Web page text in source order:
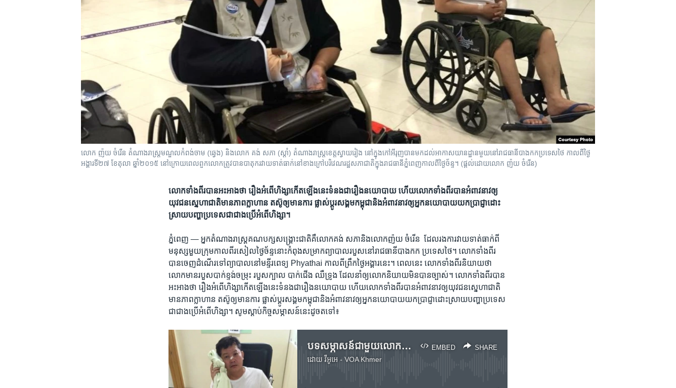
លោក​ ញ៉យ ចំរើន ​តំណាង​រាស្ត្រ​មណ្ឌល​កំពង់ចាម​ (ឆ្វេង) និង​លោក​ គង់ សភា​ (ស្តាំ) តំណាង​រាស្ត្រ​ខេត្ត​ស្វាយរៀង​ នៅ​ក្នុង​កៅអី​រុញ​​បាន​មក​ដល់​អាកាសយានដ្ឋាន​មួយ​នៅ​រាជធានី​បាងកក​​ប្រទេស​ថៃ កាល​ពី​​ថ្ងៃ​​
អង្គារ​ទី​២៧ ខែ​តុលា ឆ្នាំ​២០១៥ នៅ​ក្រោយ​​ពេល​​​ពួក​លោក​ត្រូវ​បាន​​បាតុករ​វាយ​ទាត់​ធាក់​នៅ​ខាង​ក្រៅ​បរិវេណ​​រដ្ឋសភា​ជាតិ​ក្នុង​រាជធានី​ភ្នំពេញ​កាល​ពី​ថ្ងៃ​ច័ន្ទ​។​​ (ផ្តល់​ដោយ​លោក ញ៉យ ចំរើន)
លោកទាំងពីរ​​បាន​អះអាង​ថា ​រឿង​អំពើ​ហិង្សា​កើត​ឡើង​នេះ​ទំនង​ជារឿង​នយោបាយ ​ហើយ​លោក​ទាំងពីរ​បាន​អំពាវនាវ​ឲ្យ​​
យុវជន​ស្នេហា​ជាតិ​​មាន​ភាព​ក្លាហាន​ តស៊ូ​ឲ្យ​មាន​ការ​ ផ្លាស់ប្តូរ​សង្គម​កម្ពុជា​និង​អំពាវនាវ​ឲ្យ​អ្នក​នយោបាយ​យក​ប្រាជ្ញា​ដោះ
ស្រាយ​បញ្ហា​ប្រទេស​ជាជាង​​ប្រើ​អំពើហិង្សា។
ភ្នំពេញ —អ្នក​តំណាង​រាស្ត្រ​គណបក្ស​សង្គ្រោះជាតិ​គឺ​លោកគង់ សភា​និង​លោក​ញ៉យ ចំរើន​ ​ ដែល​រង​ការ​វាយ​ទាត់ធាក់​ពី​
មនុស្ស​មួយ​ក្រុម​កាលពី​រសៀល​ថ្ងៃច័ន្ទ​នោះ​កំពុង​សម្រាក​ព្យាបាល​របួស​នៅ​រាជធានី​បាងកក​ ​ប្រទេសថៃ។ ​លោក​ទាំងពីរ
បាន​ចេញ​ដំណើរ​ទៅ​ព្យាបាល​នៅ​មន្ទីរពេទ្យ ​Phyathai កាលពី​ព្រឹក​ថ្ងៃ​អង្គារ​នេះ។ ​ពេលនេះ លោកទាំងពីរនិយាយ​ថា
លោក​មាន​របួស​បាក់ខ្ទង់​ចម្រុះ ​របួស​ក្បាល បាក់ជើង ​ឈឺទ្រូង​ ​ដែល​នាំ​ឲ្យ​លោក​និយាយ​មិន​បានច្បាស់។​ លោកទាំងពីរបាន​
អះអាង​ថា ​រឿង​អំពើ​ហិង្សា​កើត​ឡើង​នេះ​ទំនង​ជារឿង​នយោបាយ ​ហើយ​លោក​ទាំងពីរ​បាន​អំពាវនាវ​ឲ្យយុវជន​ស្នេហា​ជាតិ
មាន​ភាព​ក្លាហាន​ តស៊ូ​ឲ្យ​មាន​ការ​ ផ្លាស់ប្តូរ​សង្គម​កម្ពុជា​និង​អំពាវនាវ​ឲ្យ​អ្នក​នយោបាយ​យក​ប្រាជ្ញា​ដោះស្រាយ​បញ្ហា​ប្រទេស​
ជាជាងប្រើ​អំពើហិង្សា។ ​សូម​ស្តាប់​កិច្ច​សម្ភាសន៍​នេះ​ដូច​តទៅ៖
EMBED SHARE
បទសម្ភាសន៍​ជាមួយ​លោក​គង់ សភា តំណាង​រាស្ត្រ​គណបក្ស​សង្គ្រោះ​ជាតិដែល​រង​របួស
ដោយវីអូអេ - VOA Khmer
No media source currently available